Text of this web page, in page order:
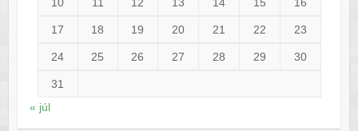
17 18 19 20 21 22 23
24 25 26 27 28 29 30
31
« júl